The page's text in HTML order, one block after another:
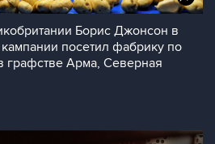
Борис Джонсон в
посетил фабрику по
графстве Арма, Северная